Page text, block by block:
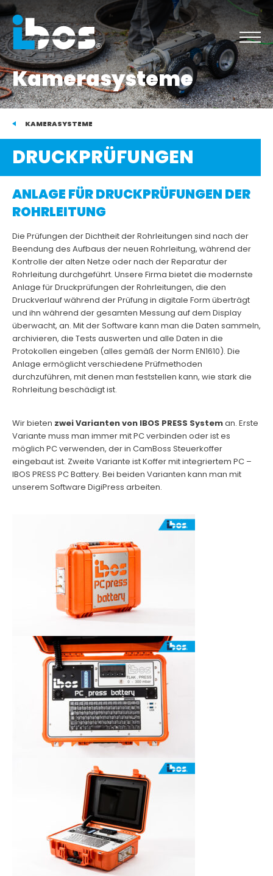
Kamerasysteme
KAMERASYSTEME
DRUCKPRÜFUNGEN
ANLAGE FÜR DRUCKPRÜFUNGEN DER
ROHRLEITUNG
Die Prüfungen der Dichtheit der Rohrleitungen sind nach der
Beendung des Aufbaus der neuen Rohrleitung, während der
Kontrolle der alten Netze oder nach der Reparatur der
Rohrleitung durchgeführt. Unsere Firma bietet die modernste
Anlage für Druckprüfungen der Rohrleitungen, die den
Druckverlauf während der Prüfung in digitale Form überträgt
und ihn während der gesamten Messung auf dem Display
überwacht, an. Mit der Software kann man die Daten sammeln,
archivieren, die Tests auswerten und alle Daten in die
Protokollen eingeben (alles gemäß der Norm EN1610). Die
Anlage ermöglicht verschiedene Prüfmethoden
durchzuführen, mit denen man feststellen kann, wie stark die
Rohrleitung beschädigt ist.
Wir bieten zwei Varianten von IBOS PRESS Systeman. Erste
Variante muss man immer mit PC verbinden oder ist es
möglich PC verwenden, der in CamBoss Steuerkoffer
eingebaut ist. Zweite Variante ist Koffer mit integriertem PC –
IBOS PRESS PC Battery. Bei beiden Varianten kann man mit
unserem Software DigiPress arbeiten.